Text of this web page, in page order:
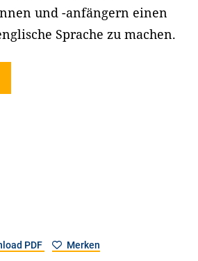
und -anfängern einen
Sprache zu machen.
PDF Merken